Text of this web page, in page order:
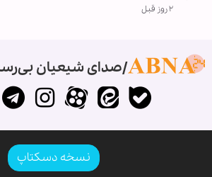
۲ روز قبل
صدای شیعیان
نسخه دسکتاپ